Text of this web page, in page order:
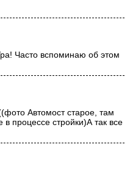
Часто вспоминаю об этом
Автомост старое, там
процессе стройки)А так все